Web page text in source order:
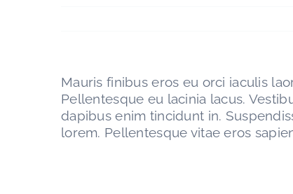
Mauris finibus eros eu orci iaculis
Pellentesque eu lacinia lacus.
dapibus enim tincidunt in.
lorem. Pellentesque vitae eros